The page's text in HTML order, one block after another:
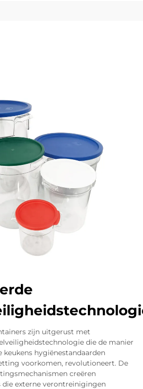
zijn uitgerust met
die de manier
hygiënestandaarden
voorkomen, revolutioneert. De
creëren
externe verontreinigingen